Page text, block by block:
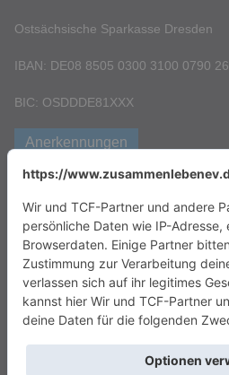
Ostsächsische Sparkasse Dresden
IBAN: DE08 8505 0300 3100 0790 26
BIC: OSDDDE81XXX
Anerkennungen